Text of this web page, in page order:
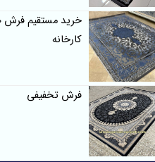
کارخانه
فرش تخفیفی